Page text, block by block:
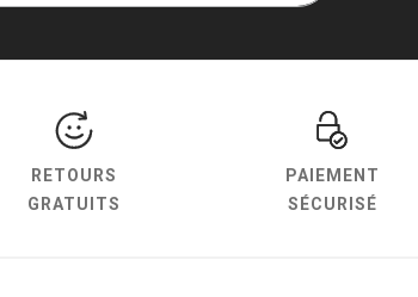
RETOURS
GRATUITS
PAIEMENT
SÉCURISÉ